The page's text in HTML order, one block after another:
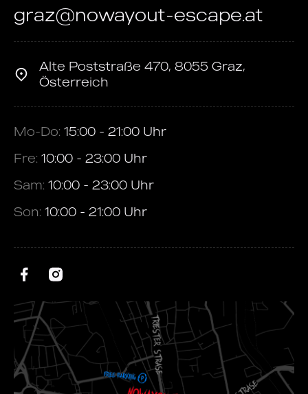
graz@nowayout-escape.at
Alte Poststraße 470, 8055 Graz,
Österreich
Mo-Do: 15:00 - 21:00 Uhr
Fre: 10:00 - 23:00 Uhr
Sam: 10:00 - 23:00 Uhr
Son: 10:00 - 21:00 Uhr